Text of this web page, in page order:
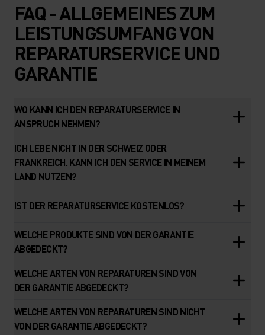
FAQ - ALLGEMEINES ZUM
LEISTUNGSUMFANG VON
REPARATURSERVICE UND
GARANTIE
WO KANN ICH DEN REPARATURSERVICE IN
ANSPRUCH NEHMEN?
ICH LEBE NICHT IN DER SCHWEIZ ODER
FRANKREICH. KANN ICH DEN SERVICE IN MEINEM
LAND NUTZEN?
IST DER REPARATURSERVICE KOSTENLOS?
WELCHE PRODUKTE SIND VON DER GARANTIE
ABGEDECKT?
WELCHE ARTEN VON REPARATUREN SIND VON
DER GARANTIE ABGEDECKT?
WELCHE ARTEN VON REPARATUREN SIND NICHT
VON DER GARANTIE ABGEDECKT?